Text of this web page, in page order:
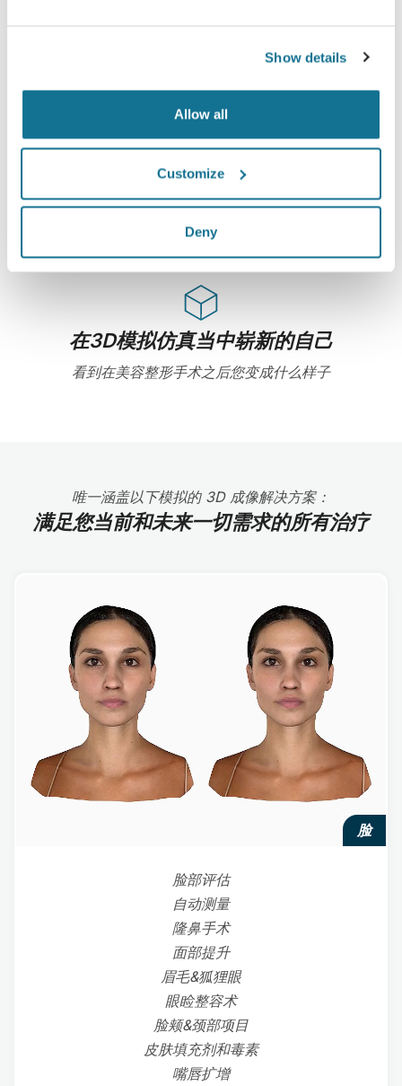
Show details
Allow all
Customize
Deny
高新技术
超过100国家的医生们，已经开始使用第一部基于网
络，适用于美容整形手术的3D模拟器，同时，一些美
容整容协会也极力推荐它。
在3D模拟仿真当中崭新的自己
看到在美容整形手术之后您变成什么样子
唯一涵盖以下模拟的 3D 成像解决方案：
满足您当前和未来一切需求的所有治疗
脸
脸部评估
自动测量
隆鼻手术
面部提升
眉毛&狐狸眼
眼睑整容术
脸颊&颈部项目
皮肤填充剂和毒素
嘴唇扩增